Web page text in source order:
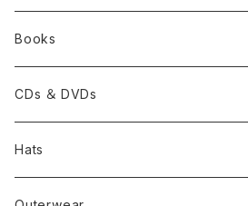
Books
CDs ＆ DVDs
Hats